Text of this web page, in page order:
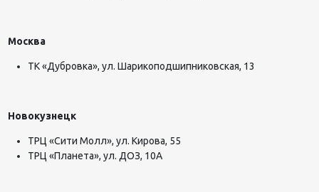
Москва
ТК «Дубровка», ул. Шарикоподшипниковская, 13
Новокузнецк
ТРЦ «Сити Молл», ул. Кирова, 55
ТРЦ «Планета», ул. ДОЗ, 10А